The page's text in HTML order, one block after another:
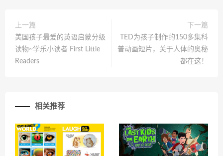
上一篇
美国孩子最爱的英语启蒙分级
读物~学乐小读者 First Little
Readers
下一篇
TED为孩子制作的150多集科
普动画短片，关于人体的奥秘
都在这！
相关推荐